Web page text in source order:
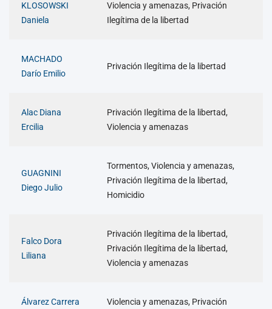
KLOSOWSKI
Daniela
Violencia y amenazas, Privación
Ilegítima de la libertad
MACHADO
Darío Emilio
Privación Ilegítima de la libertad
Alac Diana
Ercilia
Privación Ilegítima de la libertad,
Violencia y amenazas
GUAGNINI
Diego Julio
Tormentos, Violencia y amenazas,
Privación Ilegítima de la libertad,
Homicidio
Falco Dora
Liliana
Privación Ilegítima de la libertad,
Privación Ilegítima de la libertad,
Violencia y amenazas
Álvarez Carrera
Violencia y amenazas, Privación